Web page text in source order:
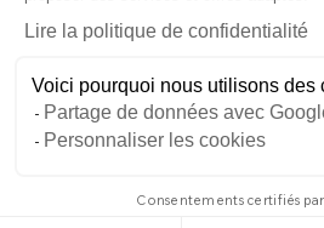
Lire la politique de confidentialité
Voici pourquoi nous utilisons des
Partage de données avec
Personnaliser les cookies
Consentements certifiés par
Gestion des cookies